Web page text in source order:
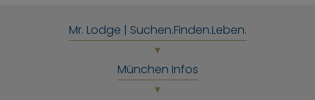
Mr. Lodge | Suchen.Finden.Leben.
München Infos